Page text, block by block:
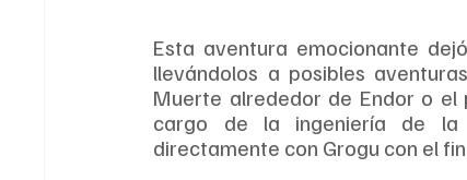
Esta aventura emocionante
llevándolos a posibles
Muerte alrededor de Endor o
cargo de la ingeniería de la
directamente con Grogu con el